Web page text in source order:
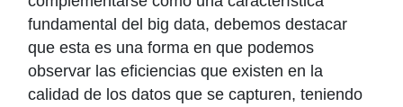
fundamental del big data, debemos destacar
que esta es una forma en que podemos
observar las eficiencias que existen en la
calidad de los datos que se capturen, teniendo